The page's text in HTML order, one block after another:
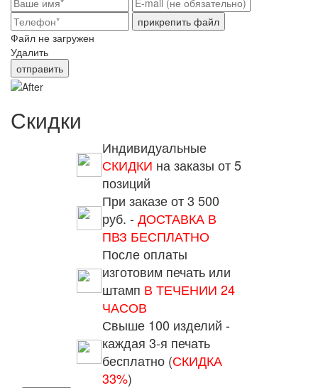
прикрепить файл
Файл не загружен
Удалить
отправить
Скидки
Индивидуальные
СКИДКИ на заказы от 5
позиций
При заказе от 3 500
руб. - ДОСТАВКА В
ПВЗ БЕСПЛАТНО
После оплаты
изготовим печать или
штамп В ТЕЧЕНИИ 24
ЧАСОВ
Свыше 100 изделий -
каждая 3-я печать
бесплатно (СКИДКА
33%)